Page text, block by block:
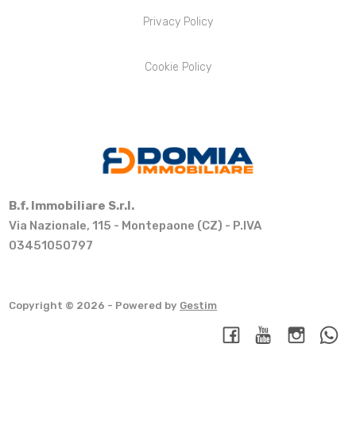
Privacy Policy
Cookie Policy
B.f. Immobiliare S.r.l.
Via Nazionale, 115 - Montepaone (CZ) - P.IVA
03451050797
Copyright © 2026 - Powered by Gestim